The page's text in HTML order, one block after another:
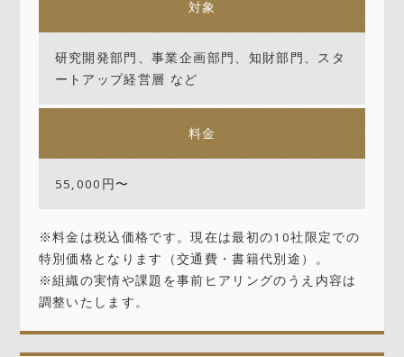
対象
研究開発部門、事業企画部門、知財部門、スタ
ートアップ経営層 など
料金
55,000円〜
※料金は税込価格です。現在は最初の10社限定での
特別価格となります（交通費・書籍代別途）。
※組織の実情や課題を事前ヒアリングのうえ内容は
調整いたします。